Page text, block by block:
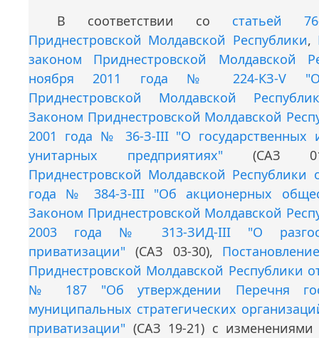
В соответствии со статьей
Приднестровской Молдавской Республики,
законом Приднестровской Молдавской
ноября 2011 года № 224-КЗ-V "О
Приднестровской Молдавской
Законом Приднестровской Молдавской
2001 года № 36-З-III "О государственных
унитарных предприятиях"(САЗ
Приднестровской Молдавской Республики
года № 384-З-III "Об акционерных
Законом Приднестровской Молдавской
2003 года № 313-ЗИД-III "О
приватизации" (САЗ 03-30),
Приднестровской Молдавской Республики
№ 187 "Об утверждении Перечня
муниципальных стратегических
приватизации" (САЗ 19-21) с